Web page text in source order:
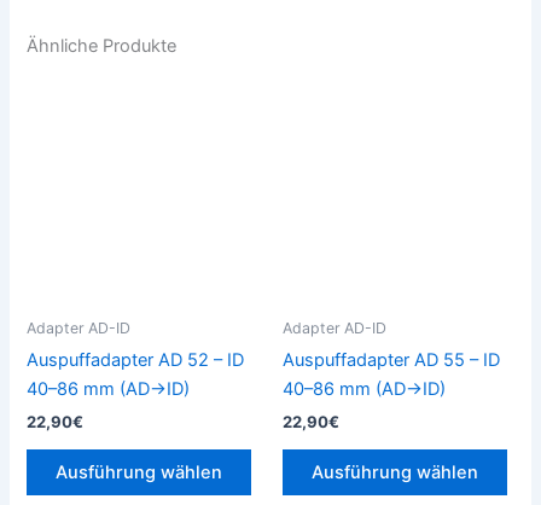
Ähnliche Produkte
Adapter AD-ID
Auspuffadapter AD 52 – ID
40–86 mm (AD→ID)
22,90€
Ausführung wählen
können
gewählt
Adapter AD-ID
Auspuffadapter AD 55 – ID
40–86 mm (AD→ID)
22,90€
Ausführung wählen